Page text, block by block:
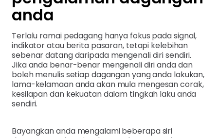
anda
Terlalu ramai pedagang hanya fokus pada signal,
indikator atau berita pasaran, tetapi kelebihan
sebenar datang daripada mengenali diri sendiri.
Jika anda benar-benar mengenali diri anda dan
boleh menulis setiap dagangan yang anda lakukan,
lama-kelamaan anda akan mula mengesan corak,
kesilapan dan kekuatan dalam tingkah laku anda
sendiri.
Bayangkan anda mengalami beberapa siri